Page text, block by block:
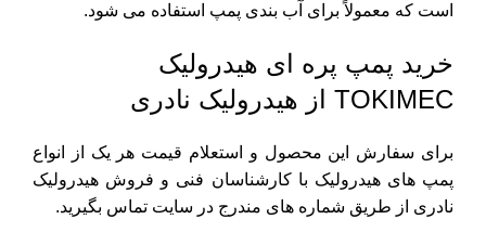
است که معمولاً برای آب بندی پمپ استفاده می شود.
خرید پمپ پره ای هیدرولیک
TOKIMEC از هیدرولیک نادری
برای سفارش این محصول و استعلام قیمت هر یک از انواع
پمپ های هیدرولیک با کارشناسان فنی و فروش هیدرولیک
نادری از طریق شماره های مندرج در سایت تماس بگیرید.